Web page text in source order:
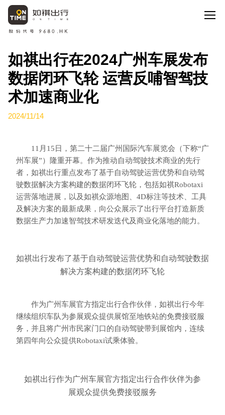
如祺出行在2024广州车展发布
数据闭环飞轮 运营反哺智驾技
术加速商业化
2024/11/14
11月15日，第二十二届广州国际汽车展览会（下称“广
州车展”）隆重开幕。作为推动自动驾驶技术商业的先行
者，如祺出行重点发布了基于自动驾驶运营优势和自动驾
驶数据解决方案构建的数据闭环飞轮，包括如祺Robotaxi
运营落地进展，以及如祺众源地图、4D标注等技术、工具
及解决方案的最新成果，向公众展示了出行平台打造新质
数据生产力加速智驾技术研发迭代及商业化落地的能力。
如祺出行发布了基于自动驾驶运营优势和自动驾驶数据
解决方案构建的数据闭环飞轮
作为广州车展官方指定出行合作伙伴，如祺出行今年
继续组织车队为参展观众提供展馆至地铁站的免费接驳服
务，并且将广州市民家门口的自动驾驶带到展馆内，连续
第四年向公众提供Robotaxi试乘体验。
如祺出行作为广州车展官方指定出行合作伙伴为参
展观众提供免费接驳服务